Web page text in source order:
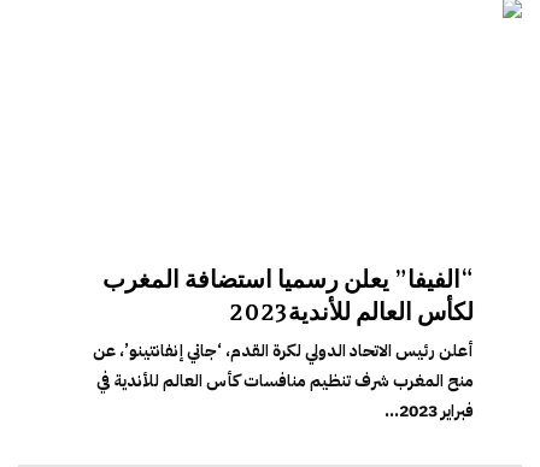
“الفيفا” يعلن رسميا استضافة المغرب
لكأس العالم للأندية2023
أعلن رئيس الاتحاد الدولي لكرة القدم، ‘جاني إنفانتينو’، عن
منح المغرب شرف تنظيم منافسات كأس العالم للأندية في
فبراير 2023...